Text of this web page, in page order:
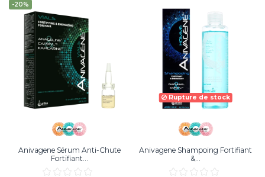
-20%
Anivagene Sérum Anti-Chute
Fortifiant...
Rupture de stock
Anivagene Shampoing Fortifiant
&...